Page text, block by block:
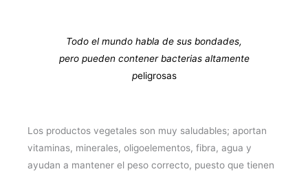
Todo el mundo habla de sus bondades,
pero pueden contener bacterias altamente
peligrosas
Los productos vegetales son muy saludables; aportan
vitaminas, minerales, oligoelementos, fibra, agua y
ayudan a mantener el peso correcto, puesto que tienen